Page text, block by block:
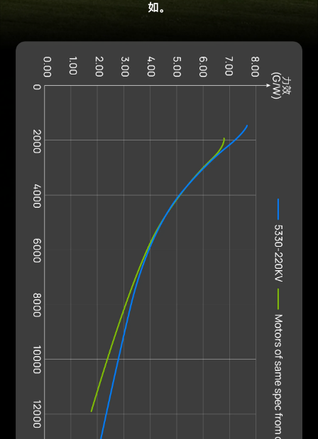
如。